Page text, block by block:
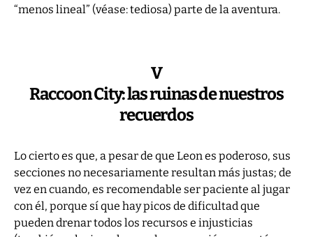
“menos lineal” (véase: tediosa) parte de la aventura.
V
Raccoon City: las ruinas de nuestros
recuerdos
Lo cierto es que, a pesar de que Leon es poderoso, sus
secciones no necesariamente resultan más justas; de
vez en cuando, es recomendable ser paciente al jugar
con él, porque sí que hay picos de dificultad que
pueden drenar todos los recursos e injusticias